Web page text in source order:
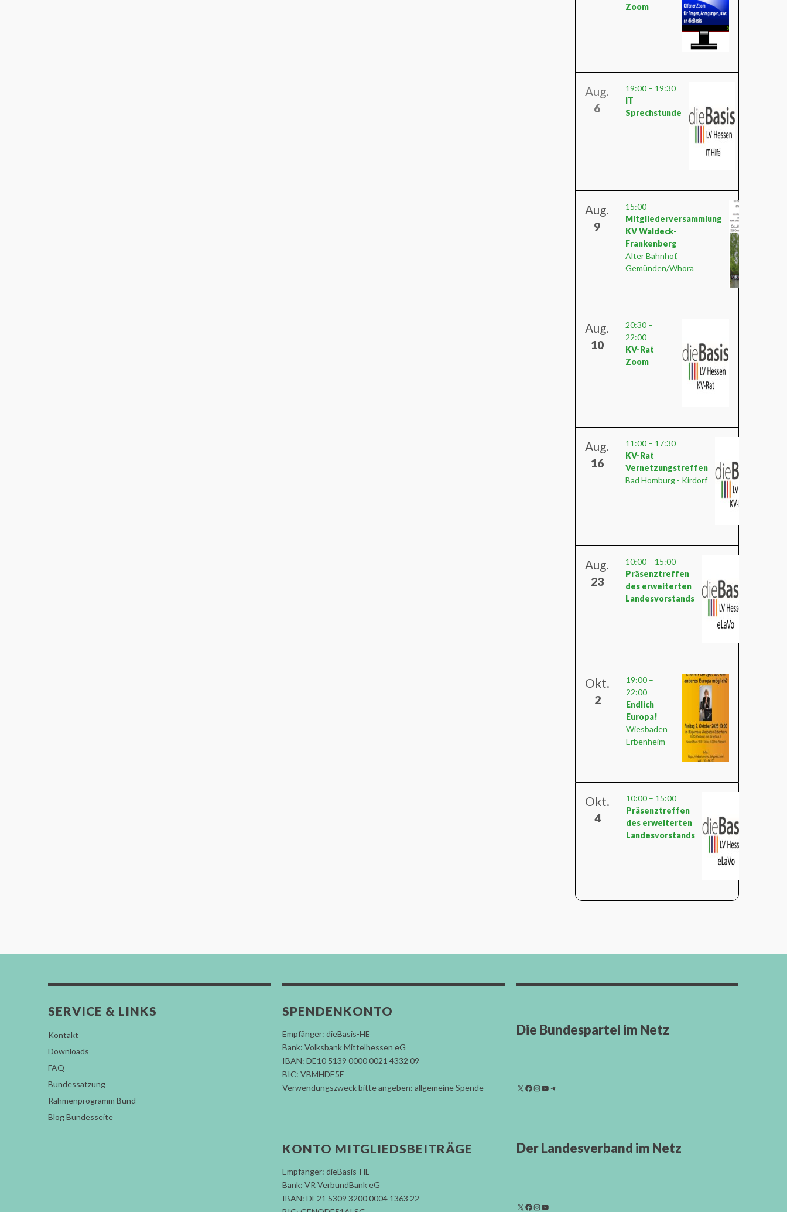
Zoom
Aug.
6
19:00 – 19:30
IT
Sprechstunde
Aug.
9
15:00
Mitgliederversammlung
KV Waldeck-
Frankenberg
Alter Bahnhof,
Gemünden/Whora
Aug.
10
20:30 –
22:00
KV-Rat
Zoom
Aug.
16
11:00 – 17:30
KV-Rat
Vernetzungstreffen
Bad Homburg - Kirdorf
Aug.
23
10:00 – 15:00
Präsenztreffen
des erweiterten
Landesvorstands
Okt.
2
19:00 –
22:00
Endlich
Europa!
Wiesbaden
Erbenheim
Okt.
4
10:00 – 15:00
Präsenztreffen
des erweiterten
Landesvorstands
SERVICE & LINKS
Kontakt
Downloads
FAQ
Bundessatzung
Rahmenprogramm Bund
Blog Bundesseite
SPENDENKONTO
Empfänger: dieBasis-HE
Bank: Volksbank Mittelhessen eG
IBAN: DE10 5139 0000 0021 4332 09
BIC: VBMHDE5F
Verwendungszweck bitte angeben: allgemeine Spende
KONTO MITGLIEDSBEITRÄGE
Empfänger: dieBasis-HE
Bank: VR VerbundBank eG
IBAN: DE21 5309 3200 0004 1363 22
Die Bundespartei im Netz
Der Landesverband im Netz